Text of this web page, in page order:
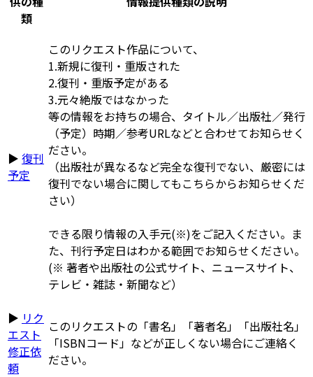
類
▶ 復刊
予定
このリクエスト作品について、
1.新規に復刊・重版された
2.復刊・重版予定がある
3.元々絶版ではなかった
等の情報をお持ちの場合、タイトル／出版社／発行
（予定）時期／参考URLなどと合わせてお知らせく
ださい。
（出版社が異なるなど完全な復刊でない、厳密には
復刊でない場合に関してもこちらからお知らせくだ
さい）
できる限り情報の入手元(※)をご記入ください。ま
た、刊行予定日はわかる範囲でお知らせください。
(※ 著者や出版社の公式サイト、ニュースサイト、
テレビ・雑誌・新聞など）
▶ リク
エスト
修正依
頼
このリクエストの「書名」「著者名」「出版社名」
「ISBNコード」などが正しくない場合にご連絡く
ださい。